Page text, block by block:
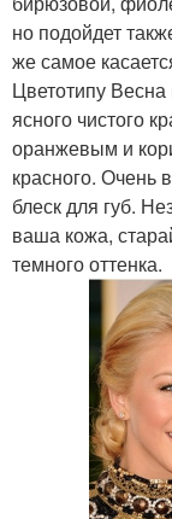
но подойдет
же самое
Цветотипу
ясного чистого
оранжевым и
красного. Очень
блеск для губ.
ваша кожа,
темного оттенка.